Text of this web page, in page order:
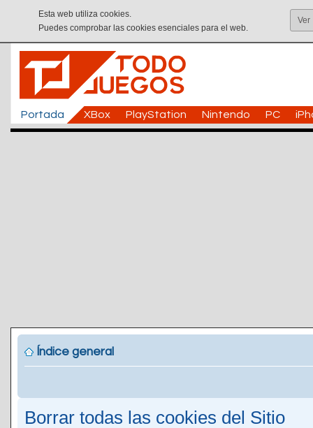
Esta web utiliza cookies.
Puedes comprobar las cookies esenciales para el web.
Ver
Portada XBox PlayStation Nintendo PC
Índice general
Borrar todas las cookies del Sitio